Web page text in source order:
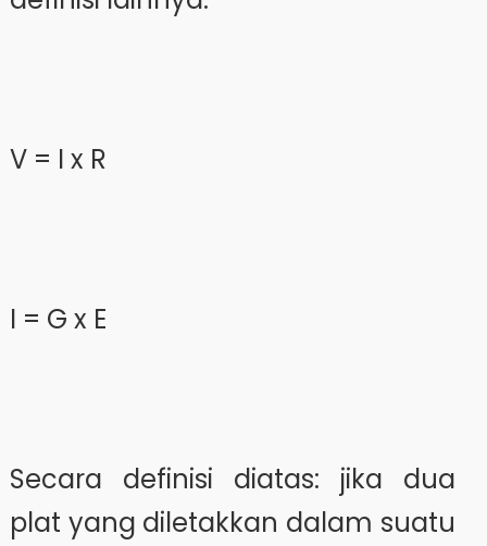
V = I x R
I = G x E
Secara definisi diatas: jika dua
plat yang diletakkan dalam suatu